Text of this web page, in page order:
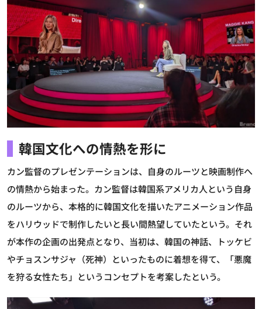
韓国文化への情熱を形に
カン監督のプレゼンテーションは、自身のルーツと映画制作へ
の情熱から始まった。カン監督は韓国系アメリカ人という自身
のルーツから、本格的に韓国文化を描いたアニメーション作品
をハリウッドで制作したいと長い間熱望していたという。それ
が本作の企画の出発点となり、当初は、韓国の神話、トッケビ
やチョスンサジャ（死神）といったものに着想を得て、「悪魔
を狩る女性たち」というコンセプトを考案したという。